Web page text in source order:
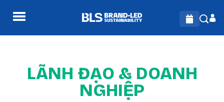
LÃNH ĐẠO & DOANH
NGHIỆP